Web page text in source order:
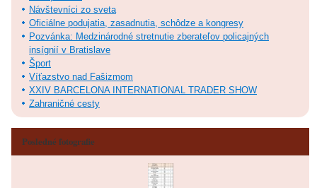
Návštevníci zo sveta
Oficiálne podujatia, zasadnutia, schôdze a kongresy
Pozvánka: Medzinárodné stretnutie zberateľov policajných
insígnií v Bratislave
Šport
Víťazstvo nad Fašizmom
XXIV BARCELONA INTERNATIONAL TRADER SHOW
Zahraničné cesty
Posledné fotografie